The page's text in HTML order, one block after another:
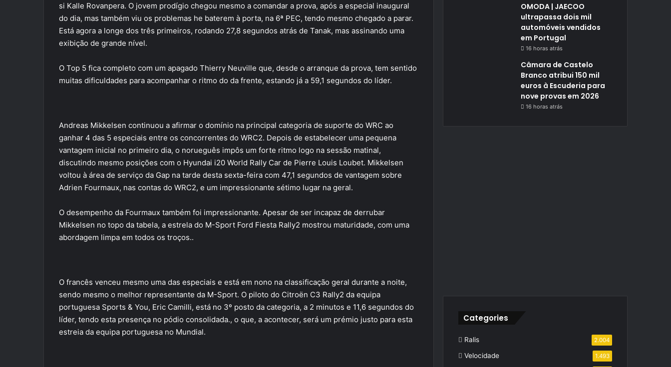
si Kalle Rovanpera. O jovem prodígio chegou mesmo a comandar a prova, após a especial inaugural
do dia, mas também viu os problemas he baterem à porta, na 6ª PEC, tendo mesmo chegado a parar.
Está agora a longe dos três primeiros, rodando 27,8 segundos atrás de Tanak, mas assinando uma
exibição de grande nível.
O Top 5 fica completo com um apagado Thierry Neuville que, desde o arranque da prova, tem sentido
muitas dificuldades para acompanhar o ritmo do da frente, estando já a 59,1 segundos do líder.
Andreas Mikkelsen continuou a afirmar o domínio na principal categoria de suporte do WRC ao
ganhar 4 das 5 especiais entre os concorrentes do WRC2. Depois de estabelecer uma pequena
vantagem inicial no primeiro dia, o norueguês impôs um forte ritmo logo na sessão matinal,
discutindo mesmo posições com o Hyundai i20 World Rally Car de Pierre Louis Loubet. Mikkelsen
voltou à área de serviço da Gap na tarde desta sexta-feira com 47,1 segundos de vantagem sobre
Adrien Fourmaux, nas contas do WRC2, e um impressionante sétimo lugar na geral.
O desempenho da Fourmaux também foi impressionante. Apesar de ser incapaz de derrubar
Mikkelsen no topo da tabela, a estrela do M-Sport Ford Fiesta Rally2 mostrou maturidade, com uma
abordagem limpa em todos os troços..
O francês venceu mesmo uma das especiais e está em nono na classificação geral durante a noite,
sendo mesmo o melhor representante da M-Sport. O piloto do Citroën C3 Rally2 da equipa
portuguesa Sports & You, Eric Camilli, está no 3º posto da categoria, a 2 minutos e 11,6 segundos do
líder, tendo esta presença no pódio consolidada., o que, a acontecer, será um prémio justo para esta
estreia da equipa portuguesa no Mundial.
OMODA | JAECOO
ultrapassa dois mil
automóveis vendidos
em Portugal
16 horas atrás
Câmara de Castelo
Branco atribui 150 mil
euros à Escuderia para
nove provas em 2026
16 horas atrás
Categories
Ralis 2.004
Velocidade 1.493